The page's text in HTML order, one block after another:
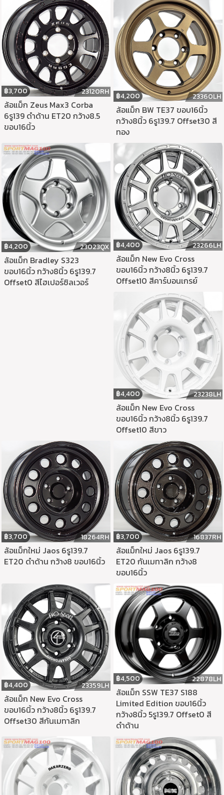
฿3,700 23120RH
ล้อแม็ก Zeus Max3 Corba
6รู139 ดำด้าน ET20 กว้าง8.5
ขอบ16นิ้ว
฿4,200 23360LH
ล้อแม็ก BW TE37 ขอบ16นิ้ว
กว้าง8นิ้ว 6รู139.7 Offset30 สี
ทอง
฿4,200 23023QX
ล้อแม็ก Bradley S323
ขอบ16นิ้ว กว้าง8นิ้ว 6รู139.7
Offset0 สีไฮเปอร์ซิลเวอร์
฿4,400 23266LH
ล้อแม็ก New Evo Cross
ขอบ16นิ้ว กว้าง8นิ้ว 6รู139.7
Offset10 สีคาร์บอนเกรย์
฿4,400 23238LH
ล้อแม็ก New Evo Cross
ขอบ16นิ้ว กว้าง8นิ้ว 6รู139.7
Offset10 สีขาว
฿3,700 18264RH
ล้อแม็กใหม่ Jaos 6รู139.7
ET20 ดำด้าน กว้าง8 ขอบ16นิ้ว
฿3,700 16837RH
ล้อแม็กใหม่ Jaos 6รู139.7
ET20 กันเมทาลิก กว้าง8
ขอบ16นิ้ว
฿4,400 23359LH
ล้อแม็ก New Evo Cross
ขอบ16นิ้ว กว้าง8นิ้ว 6รู139.7
Offset30 สีกันเมทาลิก
฿4,500 22878LH
ล้อแม็ก SSW TE37 S188
Limited Edition ขอบ16นิ้ว
กว้าง8นิ้ว 5รู139.7 Offset0 สี
ดำด้าน